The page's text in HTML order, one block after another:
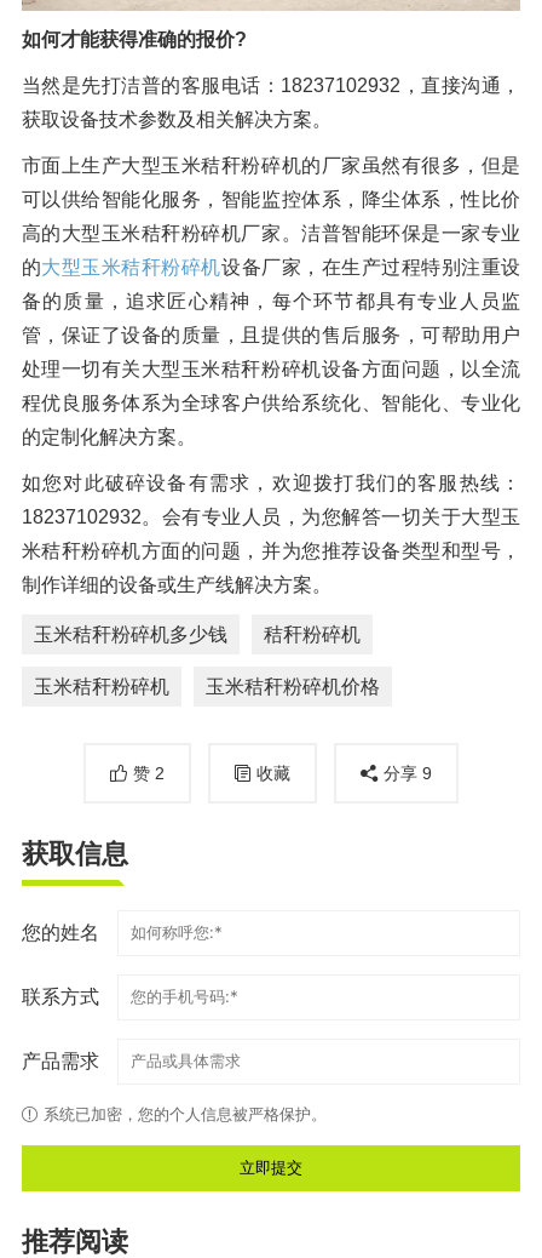
如何才能获得准确的报价?
当然是先打洁普的客服电话：18237102932，直接沟通，
获取设备技术参数及相关解决方案。
市面上生产大型玉米秸秆粉碎机的厂家虽然有很多，但是
可以供给智能化服务，智能监控体系，降尘体系，性比价
高的大型玉米秸秆粉碎机厂家。洁普智能环保是一家专业
的大型玉米秸秆粉碎机设备厂家，在生产过程特别注重设
备的质量，追求匠心精神，每个环节都具有专业人员监
管，保证了设备的质量，且提供的售后服务，可帮助用户
处理一切有关大型玉米秸秆粉碎机设备方面问题，以全流
程优良服务体系为全球客户供给系统化、智能化、专业化
的定制化解决方案。
如您对此破碎设备有需求，欢迎拨打我们的客服热线：
18237102932。会有专业人员，为您解答一切关于大型玉
米秸秆粉碎机方面的问题，并为您推荐设备类型和型号，
制作详细的设备或生产线解决方案。
玉米秸秆粉碎机多少钱 秸秆粉碎机
玉米秸秆粉碎机 玉米秸秆粉碎机价格
赞 2 收藏 分享 9
获取信息
您的姓名
联系方式
产品需求
系统已加密，您的个人信息被严格保护。
推荐阅读